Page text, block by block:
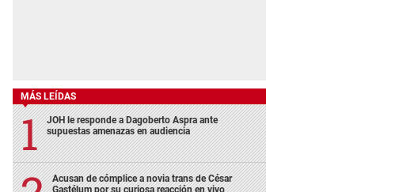
MÁS LEÍDAS
JOH le responde a Dagoberto Aspra ante
supuestas amenazas en audiencia
Acusan de cómplice a novia trans de César
Gastélum por su curiosa reacción en vivo